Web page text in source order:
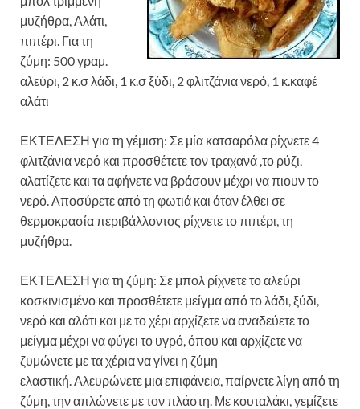
μυζήθρα, Αλάτι,
πιπέρι. Για τη
ζύμη: 500 γραμ.
αλεύρι, 2 κ.σ λάδι, 1 κ.σ ξύδι, 2 φλιτζάνια νερό, 1 κ.καφέ
αλάτι
ΕΚΤΕΛΕΣΗ για τη γέμιση: Σε μία κατσαρόλα ρίχνετε 4
φλιτζάνια νερό και προσθέτετε τον τραχανά ,το ρύζι,
αλατίζετε και τα αφήνετε να βράσουν μέχρι να πιουν το
νερό. Αποσύρετε από τη φωτιά και όταν έλθει σε
θερμοκρασία περιβάλλοντος ρίχνετε το πιπέρι, τη
μυζήθρα.
ΕΚΤΕΛΕΣΗ για τη ζύμη: Σε μπολ ρίχνετε το αλεύρι
κοσκινισμένο και προσθέτετε μείγμα από το λάδι, ξύδι,
νερό και αλάτι και με το χέρι αρχίζετε να αναδεύετε το
μείγμα μέχρι να φύγει το υγρό, όπου και αρχίζετε να
ζυμώνετε με τα χέρια να γίνει η ζύμη
ελαστική. Αλευρώνετε μια επιφάνεια, παίρνετε λίγη από τη
ζύμη, την απλώνετε με τον πλάστη. Με κουταλάκι, γεμίζετε